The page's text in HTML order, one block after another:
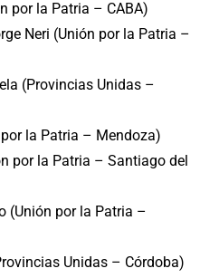
por la Patria – CABA)
Neri (Unión por la Patria –
(Provincias Unidas –
la Patria – Mendoza)
por la Patria – Santiago del
(Unión por la Patria –
Unidas – Córdoba)